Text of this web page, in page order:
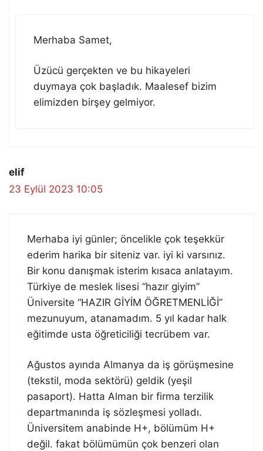
Merhaba Samet,
Üzücü gerçekten ve bu hikayeleri
duymaya çok başladık. Maalesef bizim
elimizden birşey gelmiyor.
elif
23 Eylül 2023 10:05
Merhaba iyi günler; öncelikle çok teşekkür
ederim harika bir siteniz var. iyi ki varsınız.
Bir konu danışmak isterim kısaca anlatayım.
Türkiye de meslek lisesi “hazır giyim”
Üniversite “HAZIR GİYİM ÖĞRETMENLİĞİ”
mezunuyum, atanamadım. 5 yıl kadar halk
eğitimde usta öğreticiliği tecrübem var.
Ağustos ayında Almanya da iş görüşmesine
(tekstil, moda sektörü) geldik (yeşil
pasaport). Hatta Alman bir firma terzilik
departmanında iş sözleşmesi yolladı.
Üniversitem anabinde H+, bölümüm H+
değil. fakat bölümümün çok benzeri olan